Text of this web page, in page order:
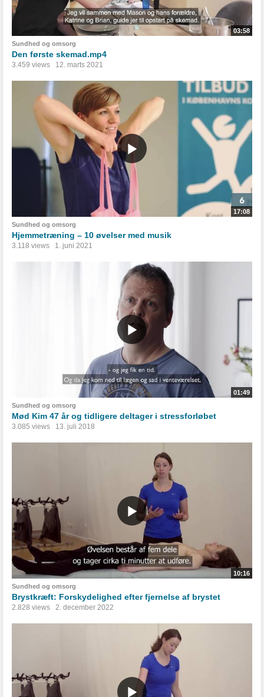
03:58
Sundhed og omsorg
Den første skemad.mp4
3.459 views 12. marts 2021
17:08
Sundhed og omsorg
Hjemmetræning – 10 øvelser med musik
3.118 views 1. juni 2021
01:49
Sundhed og omsorg
Mød Kim 47 år og tidligere deltager i stressforløbet
3.085 views 13. juli 2018
10:16
Sundhed og omsorg
Brystkræft: Forskydelighed efter fjernelse af brystet
2.828 views 2. december 2022